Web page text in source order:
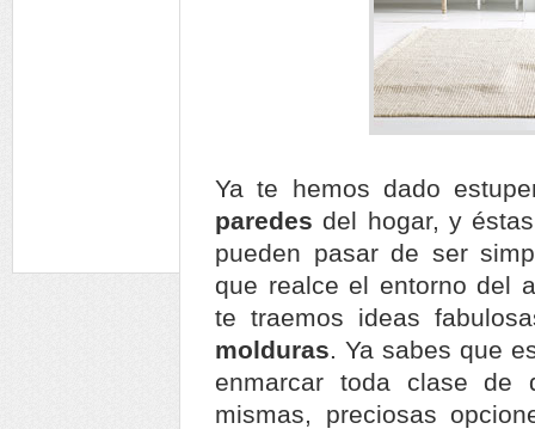
Ya te hemos dado
paredes del hogar, y
pueden pasar de ser
que realce el entorno del
te traemos ideas
molduras. Ya sabes que
enmarcar toda clase
mismas, preciosas